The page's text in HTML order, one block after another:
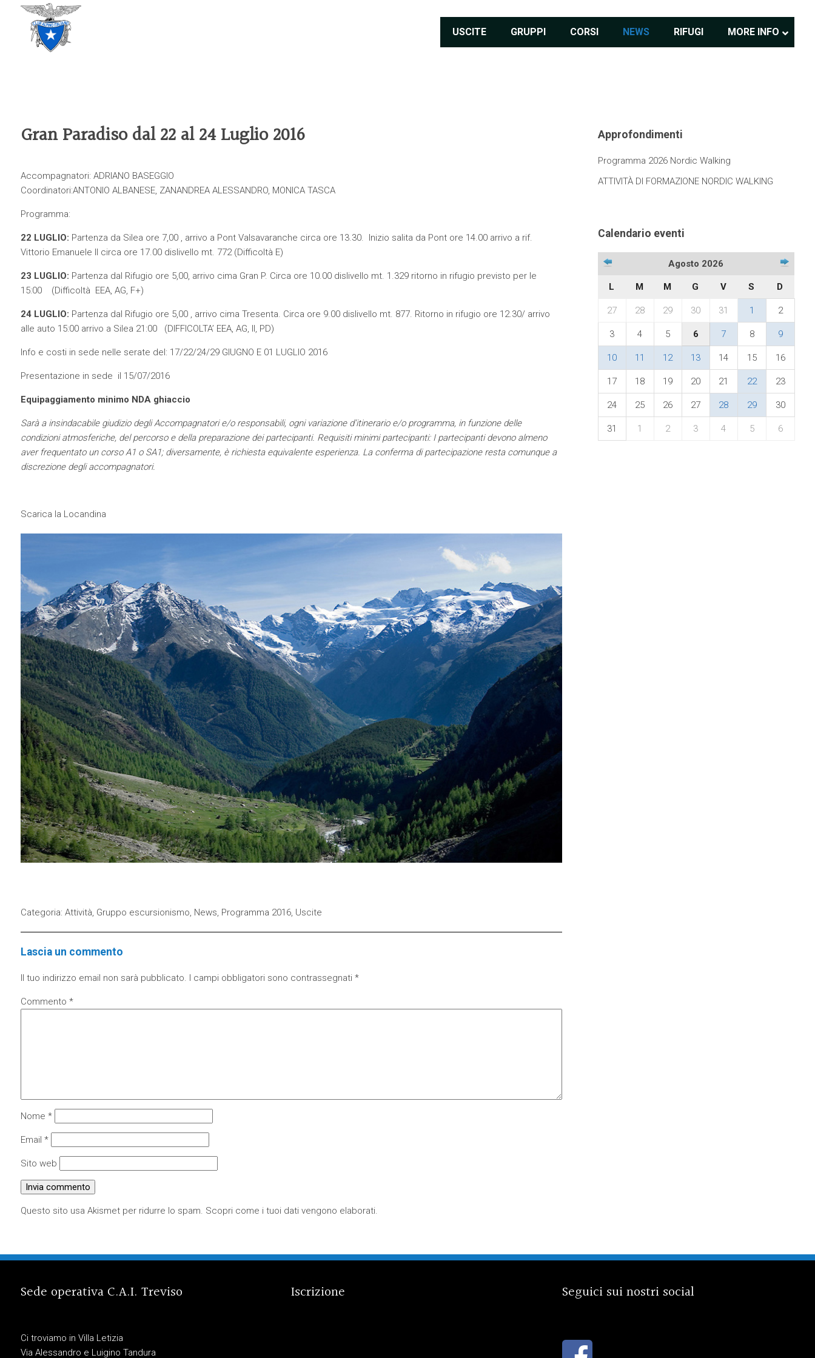
USCITE GRUPPI CORSI NEWS RIFUGI MORE INFO
Gran Paradiso dal 22 al 24 Luglio 2016
Accompagnatori: ADRIANO BASEGGIO
Coordinatori:ANTONIO ALBANESE, ZANANDREA ALESSANDRO, MONICA TASCA
Programma:
22 LUGLIO: Partenza da Silea ore 7,00 , arrivo a Pont Valsavaranche circa ore 13.30. Inizio salita da Pont ore 14.00 arrivo a rif.
Vittorio Emanuele II circa ore 17.00 dislivello mt. 772 (Difficoltà E)
23 LUGLIO: Partenza dal Rifugio ore 5,00, arrivo cima Gran P. Circa ore 10.00 dislivello mt. 1.329 ritorno in rifugio previsto per le
15:00 (Difficoltà EEA, AG, F+)
24 LUGLIO: Partenza dal Rifugio ore 5,00 , arrivo cima Tresenta. Circa ore 9.00 dislivello mt. 877. Ritorno in rifugio ore 12.30/ arrivo
alle auto 15:00 arrivo a Silea 21:00 (DIFFICOLTA’ EEA, AG, II, PD)
Info e costi in sede nelle serate del: 17/22/24/29 GIUGNO E 01 LUGLIO 2016
Presentazione in sede il 15/07/2016
Equipaggiamento minimo NDA ghiaccio
Sarà a insindacabile giudizio degli Accompagnatori e/o responsabili, ogni variazione d’itinerario e/o programma, in funzione delle
condizioni atmosferiche, del percorso e della preparazione dei partecipanti. Requisiti minimi partecipanti: I partecipanti devono almeno
aver frequentato un corso A1 o SA1; diversamente, è richiesta equivalente esperienza. La conferma di partecipazione resta comunque a
discrezione degli accompagnatori.
Scarica la Locandina
Categoria: Attività, Gruppo escursionismo, News, Programma 2016, Uscite
Lascia un commento
Il tuo indirizzo email non sarà pubblicato. I campi obbligatori sono contrassegnati *
Commento *
Nome *
Email *
Sito web
Questo sito usa Akismet per ridurre lo spam. Scopri come i tuoi dati vengono elaborati.
Approfondimenti
Programma 2026 Nordic Walking
ATTIVITÀ DI FORMAZIONE NORDIC WALKING
Calendario eventi
Agosto 2026
L M M G V S D
27 28 29 30 31 1 2
3 4 5 6 7 8 9
10 11 12 13 14 15 16
17 18 19 20 21 22 23
24 25 26 27 28 29 30
31 1 2 3 4 5 6
Sede operativa C.A.I. Treviso
Ci troviamo in Villa Letizia
Via Alessandro e Luigino Tandura
Iscrizione Seguici sui nostri social